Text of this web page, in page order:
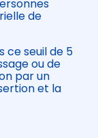
de
ce seuil de 5
ou de
par un
et la